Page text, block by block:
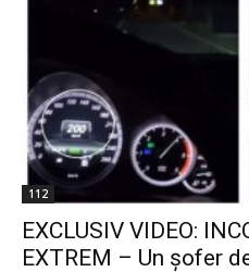
112
EXCLUSIV VIDEO:
EXTREM – Un șofer